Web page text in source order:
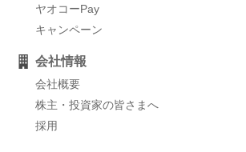
ヤオコーPay
キャンペーン
会社情報
会社概要
株主・投資家の皆さまへ
採用